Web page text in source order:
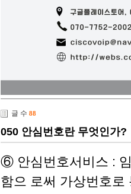
글 수 88
050 안심번호란 무엇인가?
⑥ 안심번호서비스 :
함으 로써 가상번호로